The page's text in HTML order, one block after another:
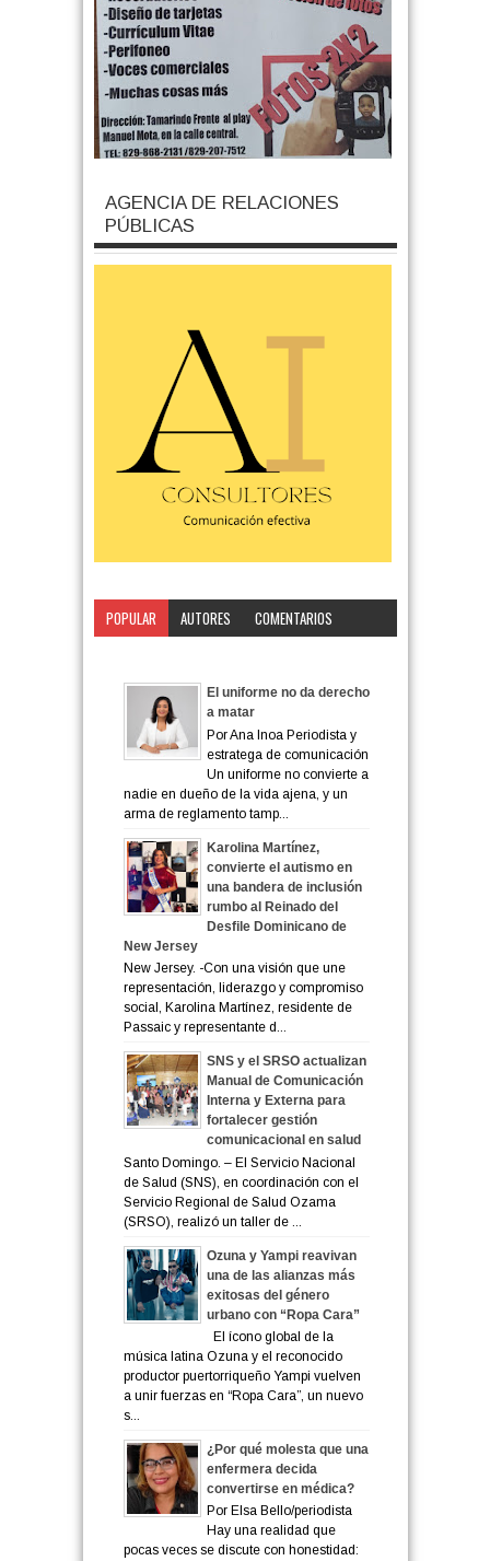
AGENCIA DE RELACIONES
PÚBLICAS
POPULAR AUTORES
COMENTARIOS
El uniforme no da derecho
a matar
Por Ana Inoa Periodista y
estratega de comunicación
Un uniforme no convierte a
nadie en dueño de la vida ajena, y un
arma de reglamento tamp...
Karolina Martínez,
convierte el autismo en
una bandera de inclusión
rumbo al Reinado del
Desfile Dominicano de
New Jersey
New Jersey. -Con una visión que une
representación, liderazgo y compromiso
social, Karolina Martínez, residente de
Passaic y representante d...
SNS y el SRSO actualizan
Manual de Comunicación
Interna y Externa para
fortalecer gestión
comunicacional en salud
Santo Domingo. – El Servicio Nacional
de Salud (SNS), en coordinación con el
Servicio Regional de Salud Ozama
(SRSO), realizó un taller de ...
Ozuna y Yampi reavivan
una de las alianzas más
exitosas del género
urbano con “Ropa Cara”
El ícono global de la
música latina Ozuna y el reconocido
productor puertorriqueño Yampi vuelven
a unir fuerzas en “Ropa Cara”, un nuevo
s...
¿Por qué molesta que una
enfermera decida
convertirse en médica?
Por Elsa Bello/periodista
Hay una realidad que
pocas veces se discute con honestidad: